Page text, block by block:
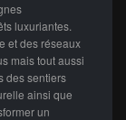
luxuriantes.
et des réseaux
mais tout aussi
des sentiers
ainsi que
un